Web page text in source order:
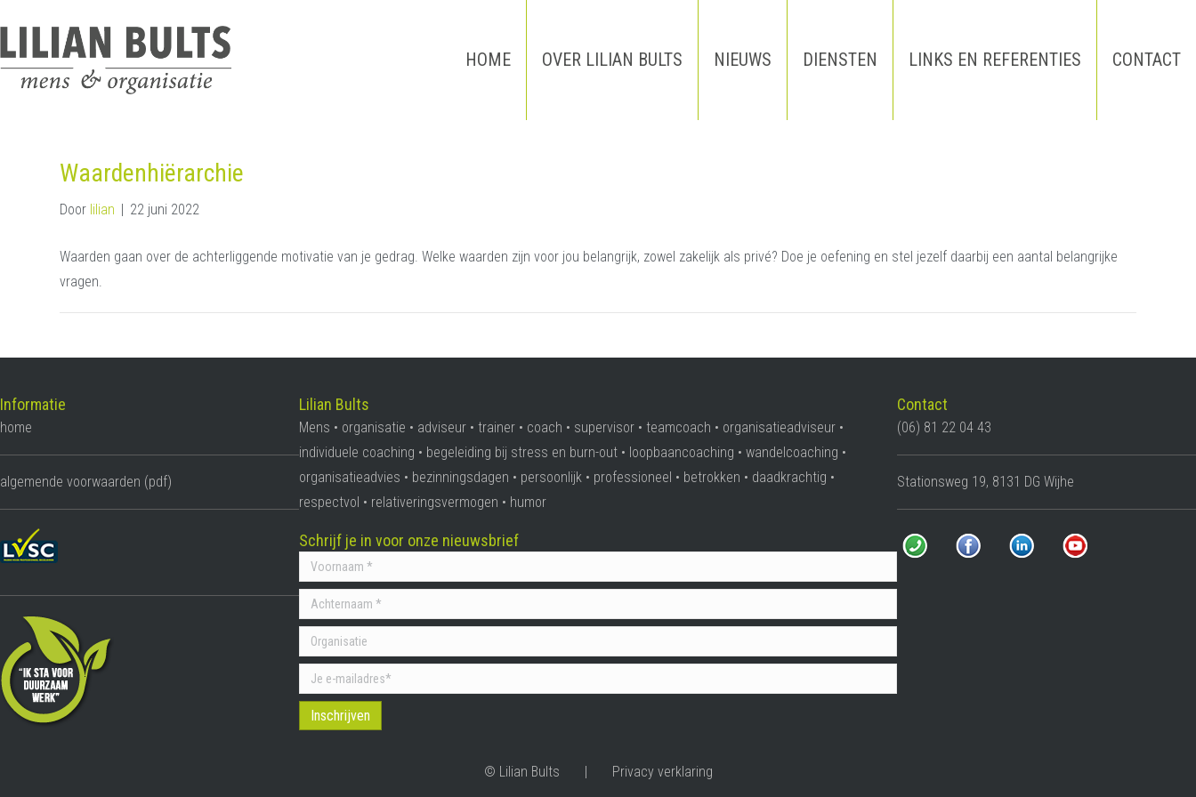
HOME OVER LILIAN BULTS NIEUWS DIENSTEN LINKS EN REFERENTIES CONTACT
Waardenhiërarchie
Door lilian | 22 juni 2022
Waarden gaan over de achterliggende motivatie van je gedrag. Welke waarden zijn voor jou belangrijk, zowel zakelijk als privé? Doe je oefening en stel jezelf daarbij een aantal belangrijke
vragen.
Informatie
home
algemende voorwaarden (pdf)
Lilian Bults
Mens • organisatie • adviseur • trainer • coach • supervisor • teamcoach • organisatieadviseur •
individuele coaching • begeleiding bij stress en burn-out • loopbaancoaching • wandelcoaching •
organisatieadvies • bezinningsdagen • persoonlijk • professioneel • betrokken • daadkrachtig •
respectvol • relativeringsvermogen • humor
Schrijf je in voor onze nieuwsbrief
Contact
(06) 81 22 04 43
Stationsweg 19, 8131 DG Wijhe
© Lilian Bults | Privacy verklaring